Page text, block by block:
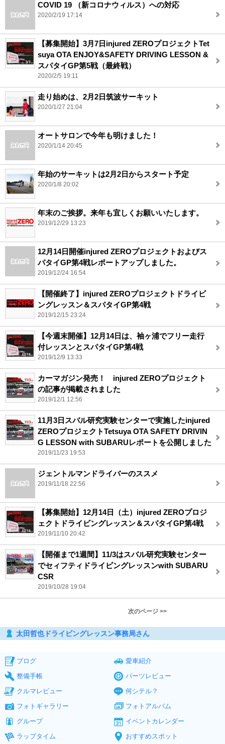
COVID 19 （新コロナウィルス）への対応
2020/2/19 17:14
【募集開始】3月7日injured ZEROプロジェクトTet
suya OTA ENJOY&SAFETY DRIVING LESSON &
スパタイGP第5戦（最終戦）
2020/2/5 19:11
走り始めは、2月2日筑波サーキット
2020/1/27 21:04
オートサロンで今年も明けました！
2020/1/14 20:45
年始のサーキットは2月2日からスタート予定
2020/1/8 20:02
年末のご挨拶。来年も宜しくお願いいたします。
2019/12/29 13:23
12月14日開催injured ZEROプロジェクトおよびス
パタイGP第4戦レポートアップしました。
2019/12/24 16:54
【開催終了】injured ZEROプロジェクトドライビ
ングレッスン＆スパタイGP第4戦
2019/12/15 23:24
【今週末開催】12月14日は、袖ヶ浦でフリー走行
付レッスンとスパタイGP第4戦
2019/12/9 13:33
カーマガジン発売！ injured ZEROプロジェクト
の記事が掲載されました
2019/12/1 12:56
11月3日スバル研究実験センターで実施したinjured
ZEROプロジェクトTetsuya OTA SAFETY DRIVIN
G LESSON with SUBARUレポートを公開しました
2019/11/23 19:53
ジェントルマンドライバーのススメ
2019/11/18 22:56
【募集開始】12月14日（土）injured ZEROプロジ
ェクトドライビングレッスン＆スパタイGP第4戦
2019/11/10 20:42
【開催まで1週間】11/3はスバル研究実験センター
でセィフティドライビングレッスンwith SUBARU
CSR
2019/10/28 19:04
次のページ >>
太田哲也ドライビングレッスン事務局さん
ブログ
愛車紹介
整備手帳
パーツレビュー
クルマレビュー
何シテル？
フォトギャラリー
フォトアルバム
グループ
イベントカレンダー
ラップタイム
おすすめスポット